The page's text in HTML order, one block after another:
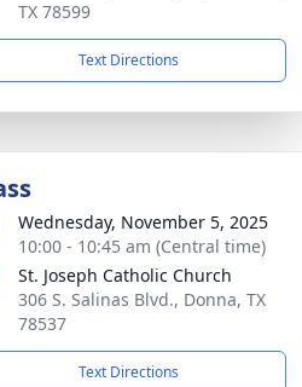
TX 78599
Text Directions
Wednesday, November 5, 2025
10:00 - 10:45 am (Central time)
St. Joseph Catholic Church
306 S. Salinas Blvd., Donna, TX
78537
Text Directions